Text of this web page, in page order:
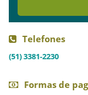
Telefones
(51) 3381-2230
Formas de